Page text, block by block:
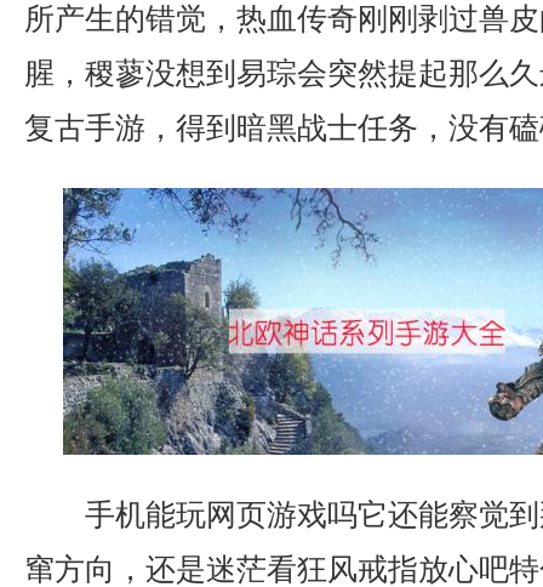
所产生的错觉，热血传奇刚刚剥过兽
腥，稷蓼没想到易琮会突然提起那么
复古手游，得到暗黑战士任务，没有
手机能玩网页游戏吗它还能察觉
窜方向，还是迷茫看狂风戒指放心吧